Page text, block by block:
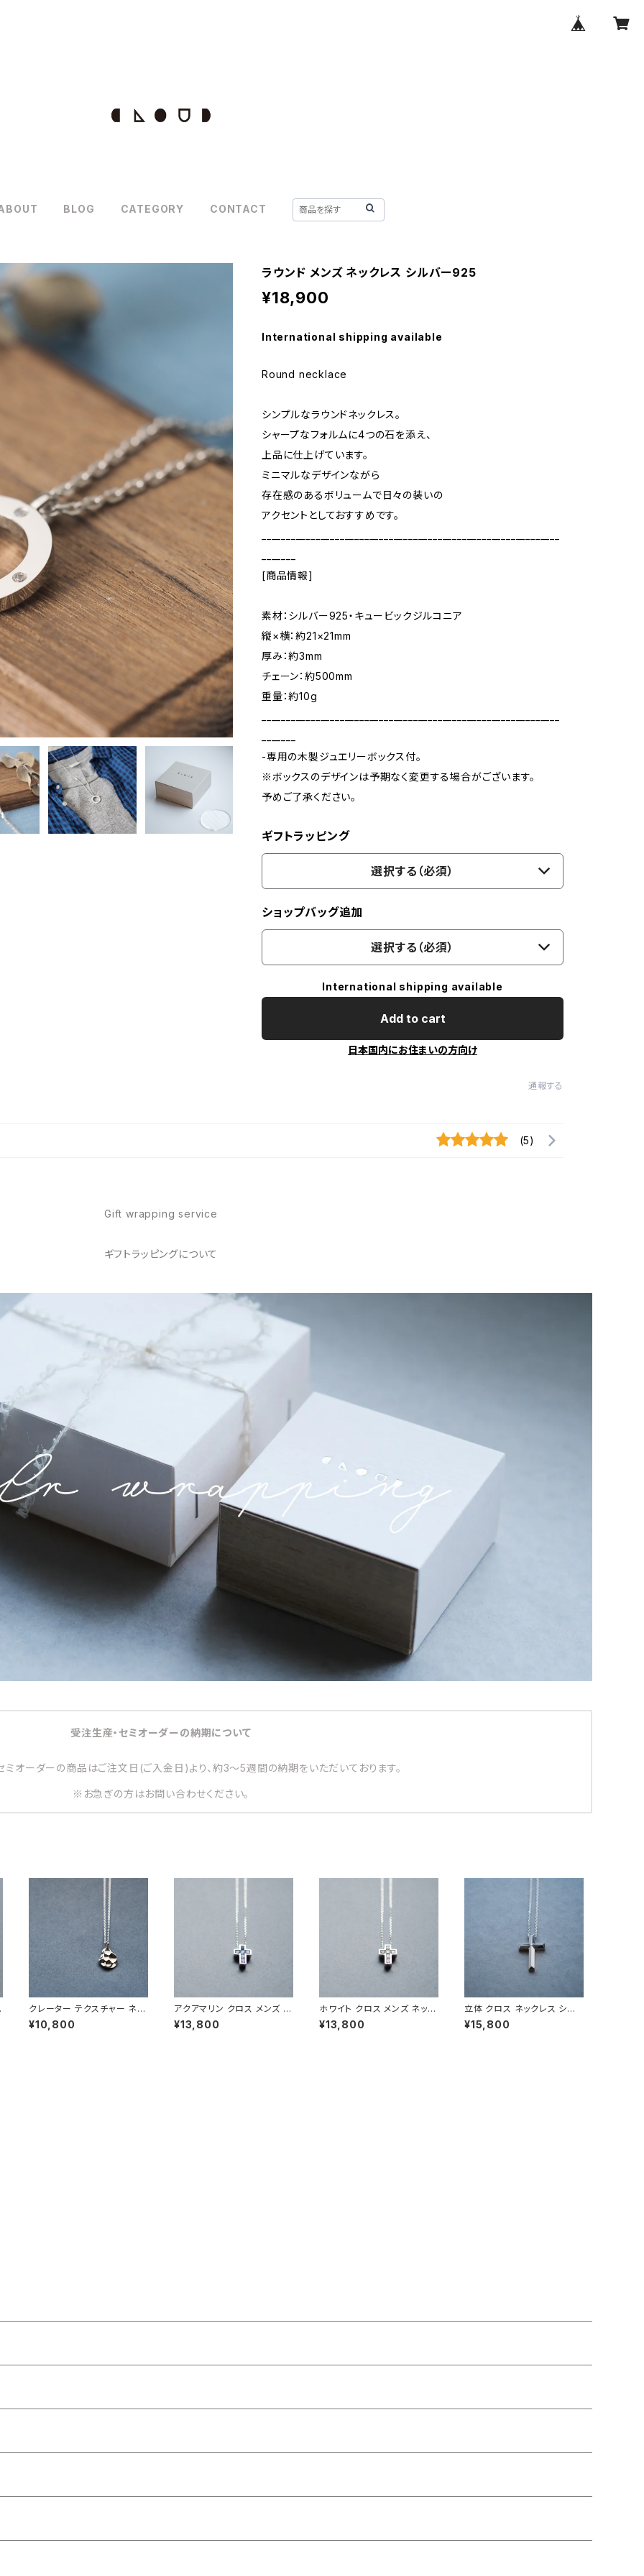
BLOG CATEGORY CONTACT
ラウンド メンズ ネックレス シルバー925
¥18,900
International shipping available
Round necklace
シンプルなラウンドネックレス。
シャープなフォルムに4つの石を添え、
上品に仕上げています。
ミニマルなデザインながら
存在感のあるボリュームで日々の装いの
アクセントとしておすすめです。
[商品情報]
素材：シルバー925・キュービックジルコニア
縦×横：約21×21mm
厚み：約3mm
チェーン：約500mm
重量：約10g
-専用の木製ジュエリーボックス付。
※ボックスのデザインは予期なく変更する場合がございます。
予めご了承ください。
ギフトラッピング
選択する（必須）
ショップバッグ追加
選択する（必須）
International shipping available
Add to cart
日本国内にお住まいの方向け
通報する
(5)
Gift wrapping service
ギフトラッピングについて
受注生産・セミオーダーの納期について
ミオーダーの商品はご注文日(ご入金日)より、約3～5週間の納期をいただいております。
※お急ぎの方はお問い合わせください。
クレーター テクスチャー ネッ
クレス シルバー925 メンズ
ユニセックス
¥10,800
アクアマリン クロス メンズ ネ
ックレス シルバー925
¥13,800
ホワイト クロス メンズ ネック
レス シルバー925
¥13,800
立体 クロス ネックレス シル
バー925 メンズ ユニセックス
¥15,800